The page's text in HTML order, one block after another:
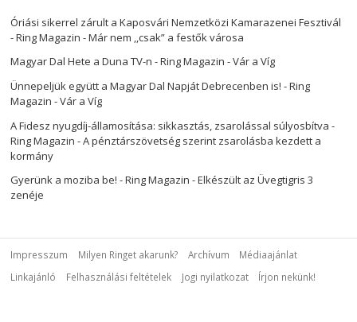
Óriási sikerrel zárult a Kaposvári Nemzetközi Kamarazenei Fesztivál
- Ring Magazin -Már nem ,,csak” a festők városa
Magyar Dal Hete a Duna TV-n - Ring Magazin -Vár a Víg
Ünnepeljük együtt a Magyar Dal Napját Debrecenben is! - Ring
Magazin -Vár a Víg
A Fidesz nyugdíj-államosítása: sikkasztás, zsarolással súlyosbítva -
Ring Magazin -A pénztárszövetség szerint zsarolásba kezdett a
kormány
Gyerünk a moziba be! - Ring Magazin -Elkészült az Üvegtigris 3
zenéje
Impresszum Milyen Ringet akarunk? Archívum
Médiaajánlat
Linkajánló
Felhasználási feltételek Jogi nyilatkozat Írjon nekünk!